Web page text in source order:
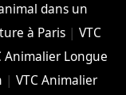
dans un
à Paris |VTC
Animalier Longue
|VTC Animalier